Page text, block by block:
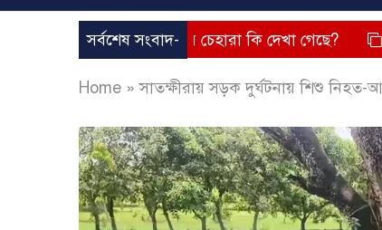
সর্বশেষ সংবাদ-
দিয়েছে? তার চেহারা কি দেখা গেছে? ভয়াবহ
Home »সাতক্ষীরায় সড়ক দুর্ঘটনায় শিশু